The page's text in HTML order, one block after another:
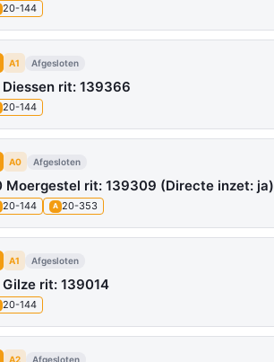
20-144
A1 Afgesloten
Diessen rit: 139366
20-144
A0 Afgesloten
Moergestel rit: 139309 (Directe inzet: ja)
20-144 A 20-353
A1 Afgesloten
Gilze rit: 139014
20-144
A2 Afgesloten